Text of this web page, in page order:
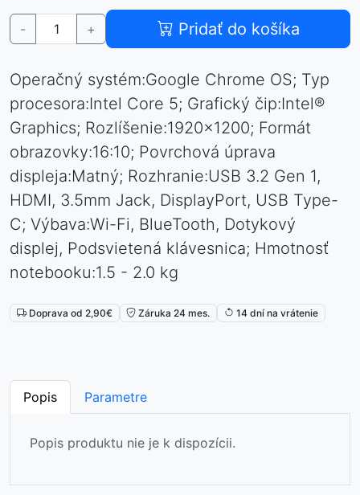
- + Pridať do košíka
Operačný systém:Google Chrome OS; Typ
procesora:Intel Core 5; Grafický čip:Intel®
Graphics; Rozlíšenie:1920x1200; Formát
obrazovky:16:10; Povrchová úprava
displeja:Matný; Rozhranie:USB 3.2 Gen 1,
HDMI, 3.5mm Jack, DisplayPort, USB Type-
C; Výbava:Wi-Fi, BlueTooth, Dotykový
displej, Podsvietená klávesnica; Hmotnosť
notebooku:1.5 - 2.0 kg
Doprava od 2,90€ Záruka 24 mes. 14 dní na vrátenie
Popis Parametre
Popis produktu nie je k dispozícii.